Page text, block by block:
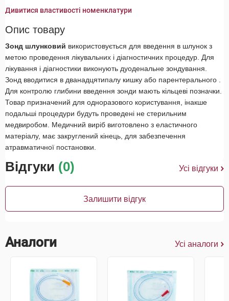
Дивитися властивості номенклатури
Опис товару
Зонд шлунковий використовується для введення в шлунок з
метою проведення лікувальних і діагностичних процедур. Для
лікування і діагностики виконують дуоденальне зондування.
Зонд вводитися в дванадцятипалу кишку або парентерального .
Для контролю глибини введення зонди мають кільцеві позначки.
Товар призначений для одноразового користування, інакше
подальші процедури будуть проведені не стерильним
медвиробом. Медичний виріб виготовлено з еластичного
матеріалу, має закруглений кінець, для забезпечення
атравматичної постановки.
Відгуки (0) Усі відгуки
Залишити відгук
Аналоги Усі аналоги